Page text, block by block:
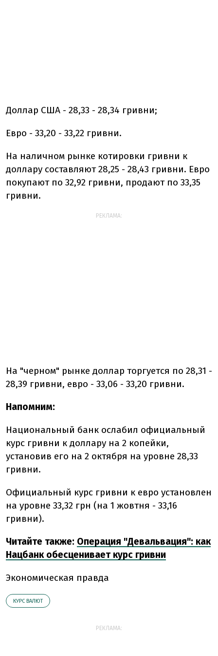
Доллар США - 28,33 - 28,34 гривни;
Евро - 33,20 - 33,22 гривни.
На наличном рынке котировки гривни к
доллару составляют 28,25 - 28,43 гривни. Евро
покупают по 32,92 гривни, продают по 33,35
гривни.
РЕКЛАМА:
На "черном" рынке доллар торгуется по 28,31 -
28,39 гривни, евро - 33,06 - 33,20 гривни.
Напомним:
Национальный банк ослабил официальный
курс гривни к доллару на 2 копейки,
установив его на 2 октября на уровне 28,33
гривни.
Официальный курс гривни к евро установлен
на уровне 33,32 грн (на 1 жовтня - 33,16
гривни).
Читайте также: Операция "Девальвация": как
Нацбанк обесценивает курс гривни
Экономическая правда
КУРС ВАЛЮТ
РЕКЛАМА: